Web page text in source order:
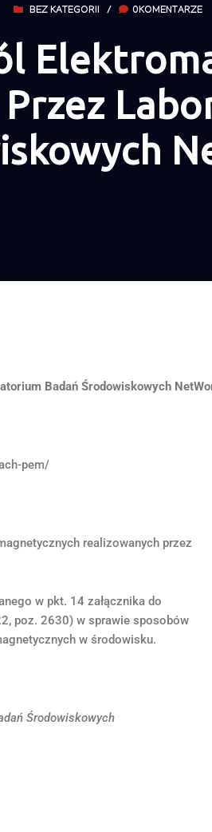
BEZ KATEGORII / 0KOMENTARZE
Badań Środowiskowych
pem/
realizowanych przez
w pkt. 14 załącznika do
poz. 2630) w sprawie sposobów
w środowisku.
Środowiskowych